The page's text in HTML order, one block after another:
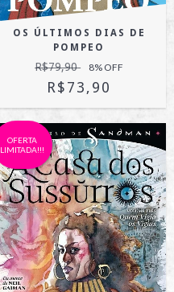
OS ÚLTIMOS DIAS DE
POMPEO
R$79,90 8% OFF
R$73,90
OFERTA
LIMITADA!!!